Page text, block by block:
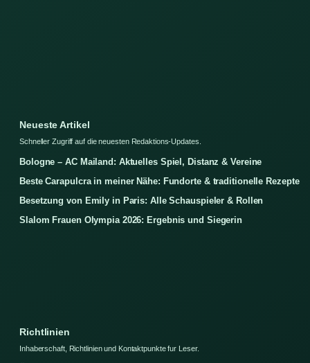
Neueste Artikel
Schneller Zugriff auf die neuesten Redaktions-Updates.
Bologne – AC Mailand: Aktuelles Spiel, Distanz & Vereine
Beste Carapulcra in meiner Nähe: Fundorte & traditionelle Rezepte
Besetzung von Emily in Paris: Alle Schauspieler & Rollen
Slalom Frauen Olympia 2026: Ergebnis und Siegerin
Richtlinien
Inhaberschaft, Richtlinien und Kontaktpunkte fur Leser.